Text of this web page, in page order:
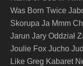
Was Born Twice
Skorupa Ja Mmm
Jarun Jary Oddział
Joulie Fox Jucho
Like Greg Kabaret